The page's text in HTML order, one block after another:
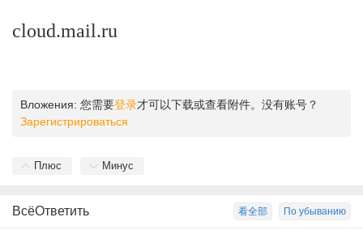
cloud.mail.ru
Вложения: 您需要登录才可以下载或查看附件。没有账号？
Зарегистрироваться
Плюс Минус
По убыванию
看全部
ВсёОтветить